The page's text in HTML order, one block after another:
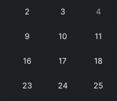
2 3 4
9 10 11
16 17 18
23 24 25